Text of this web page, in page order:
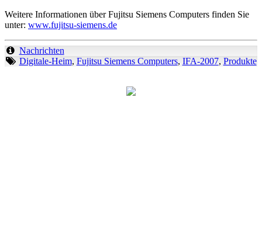
Weitere Informationen über Fujitsu Siemens Computers finden Sie
unter: www.fujitsu-siemens.de
Nachrichten
Digitale-Heim, Fujitsu Siemens Computers, IFA-2007, Produkte